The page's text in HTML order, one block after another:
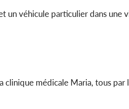
un véhicule particulier dans une
médicale Maria, tous par
POLITIQUE
Côte d'Ivoire :